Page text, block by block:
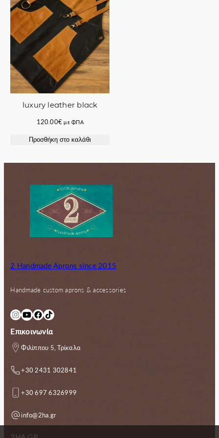
luxury leather black
120.00€ με ΦΠΑ
Προσθήκη στο καλάθι
2 Handmade Aprons since 2015
Handmade custom aprons & accessories
InstagramYouTube Facebook TikTok
Επικοινωνία
Φιλίππου 5, Τρίκαλα
+30 2431 302841
+30 697 6326999
info@2ha.gr